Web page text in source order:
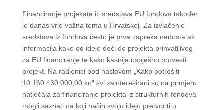
Financiranje projekata iz sredstava EU fondova također
je danas vrlo važna tema u Hrvatskoj. Za izvlačenje
sredstava iz fondova često je prva zapreka nedostatak
informacija kako od ideje doći do projekta prihvatljivog
za EU financiranje te kako kasnije uspješno provesti
projekt. Na radionici pod naslovom „Kako potrošiti
10.160.430.000,00 kn“ svi zainteresirani su na primjeru
natječaja za financiranje projekta iz strukturnih fondova
mogli saznati na koji način svoju ideju pretvoriti u